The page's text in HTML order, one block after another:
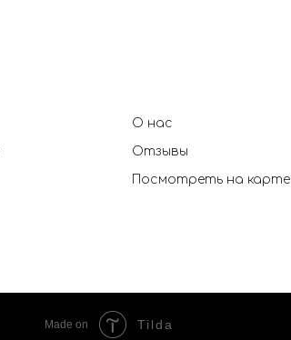
О нас
Отзывы
Посмотреть на карте
Made on Tilda